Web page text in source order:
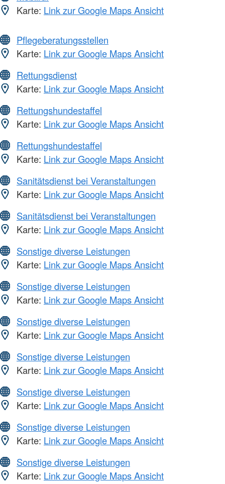
Karte: Link zur Google Maps Ansicht
Pflegeberatungsstellen
Karte: Link zur Google Maps Ansicht
Rettungsdienst
Karte: Link zur Google Maps Ansicht
Rettungshundestaffel
Karte: Link zur Google Maps Ansicht
Rettungshundestaffel
Karte: Link zur Google Maps Ansicht
Sanitätsdienst bei Veranstaltungen
Karte: Link zur Google Maps Ansicht
Sanitätsdienst bei Veranstaltungen
Karte: Link zur Google Maps Ansicht
Sonstige diverse Leistungen
Karte: Link zur Google Maps Ansicht
Sonstige diverse Leistungen
Karte: Link zur Google Maps Ansicht
Sonstige diverse Leistungen
Karte: Link zur Google Maps Ansicht
Sonstige diverse Leistungen
Karte: Link zur Google Maps Ansicht
Sonstige diverse Leistungen
Karte: Link zur Google Maps Ansicht
Sonstige diverse Leistungen
Karte: Link zur Google Maps Ansicht
Sonstige diverse Leistungen
Karte: Link zur Google Maps Ansicht